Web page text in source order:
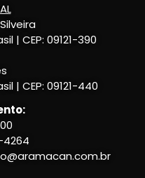
| CEP: 09121-390
| CEP: 09121-440
4264